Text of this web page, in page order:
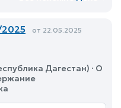
от 22.05.2025
Дагестан) · О